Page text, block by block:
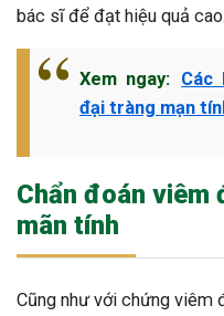
bác sĩ để đạt hiệu quả cao.
Xem ngay:
Các
đại tràng mạn
Chẩn đoán viêm
mãn tính
Cũng như với chứng viêm